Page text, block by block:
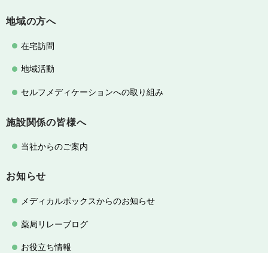
地域の方へ
在宅訪問
地域活動
セルフメディケーションへの取り組み
施設関係の皆様へ
当社からのご案内
お知らせ
メディカルボックスからのお知らせ
薬局リレーブログ
お役立ち情報